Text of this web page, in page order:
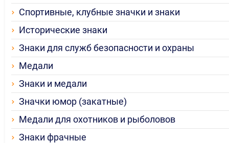
Спортивные, клубные значки и знаки
Исторические знаки
Знаки для служб безопасности и охраны
Медали
Знаки и медали
Значки юмор (закатные)
Медали для охотников и рыболовов
Знаки фрачные